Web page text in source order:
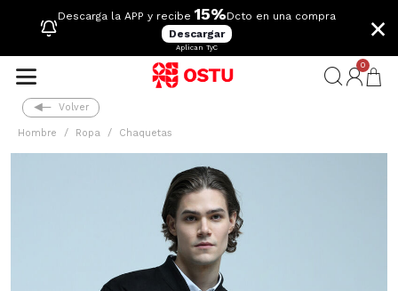
Descarga la APP y recibe 15%Dcto en una compra
Descargar
Aplican TyC
×
0
Volver
Hombre Ropa Chaquetas